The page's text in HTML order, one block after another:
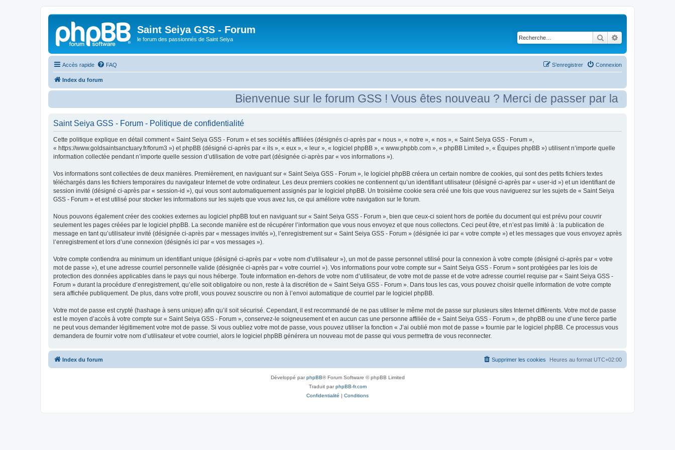
Saint Seiya GSS - Forum
le forum des passionnés de Saint Seiya Rechercher
Accès rapide FAQ Connexion
S’enregistrer
Index du forum
Bienvenue sur le forum GSS ! Vous êtes nouveau ? Merci de passer par la case
Saint Seiya GSS - Forum - Politique de confidentialité
Cette politique explique en détail comment « Saint Seiya GSS - Forum » et ses sociétés affiliées (désignés ci-après par « nous », « notre », « nos », « Saint Seiya GSS - Forum »,
« https://www.goldsaintsanctuary.fr/forum3 ») et phpBB (désigné ci-après par « ils », « eux », « leur », « logiciel phpBB », « www.phpbb.com », « phpBB Limited », « Équipes phpBB ») utilisent n’importe quelle
information collectée pendant n’importe quelle session d’utilisation de votre part (désignée ci-après par « vos informations »).
Vos informations sont collectées de deux manières. Premièrement, en naviguant sur « Saint Seiya GSS - Forum », le logiciel phpBB créera un certain nombre de cookies, qui sont des petits fichiers textes
téléchargés dans les fichiers temporaires du navigateur Internet de votre ordinateur. Les deux premiers cookies ne contiennent qu’un identifiant utilisateur (désigné ci-après par « user-id ») et un identifiant de
session invité (désigné ci-après par « session-id »), qui vous sont automatiquement assignés par le logiciel phpBB. Un troisième cookie sera créé une fois que vous naviguerez sur les sujets de « Saint Seiya
GSS - Forum » et est utilisé pour stocker les informations sur les sujets que vous avez lus, ce qui améliore votre navigation sur le forum.
Nous pouvons également créer des cookies externes au logiciel phpBB tout en naviguant sur « Saint Seiya GSS - Forum », bien que ceux-ci soient hors de portée du document qui est prévu pour couvrir
seulement les pages créées par le logiciel phpBB. La seconde manière est de récupérer l’information que vous nous envoyez et que nous collectons. Ceci peut être, et n’est pas limité à : la publication de
message en tant qu’utilisateur invité (désignée ci-après par « messages invités »), l’enregistrement sur « Saint Seiya GSS - Forum » (désignée ici par « votre compte ») et les messages que vous envoyez après
l’enregistrement et lors d’une connexion (désignés ici par « vos messages »).
Votre compte contiendra au minimum un identifiant unique (désigné ci-après par « votre nom d’utilisateur »), un mot de passe personnel utilisé pour la connexion à votre compte (désigné ci-après par « votre
mot de passe »), et une adresse courriel personnelle valide (désignée ci-après par « votre courriel »). Vos informations pour votre compte sur « Saint Seiya GSS - Forum » sont protégées par les lois de
protection des données applicables dans le pays qui nous héberge. Toute information en-dehors de votre nom d’utilisateur, de votre mot de passe et de votre adresse courriel requise par « Saint Seiya GSS -
Forum » durant la procédure d’enregistrement, qu’elle soit obligatoire ou non, reste à la discrétion de « Saint Seiya GSS - Forum ». Dans tous les cas, vous pouvez choisir quelle information de votre compte
sera affichée publiquement. De plus, dans votre profil, vous pouvez souscrire ou non à l’envoi automatique de courriel par le logiciel phpBB.
Votre mot de passe est crypté (hashage à sens unique) afin qu’il soit sécurisé. Cependant, il est recommandé de ne pas utiliser le même mot de passe sur plusieurs sites Internet différents. Votre mot de passe
est le moyen d’accès à votre compte sur « Saint Seiya GSS - Forum », conservez-le soigneusement et en aucun cas une personne affiliée de « Saint Seiya GSS - Forum », de phpBB ou une d’une tierce partie
ne peut vous demander légitimement votre mot de passe. Si vous oubliez votre mot de passe, vous pouvez utiliser la fonction « J’ai oublié mon mot de passe » fournie par le logiciel phpBB. Ce processus vous
demandera de fournir votre nom d’utilisateur et votre courriel, alors le logiciel phpBB générera un nouveau mot de passe qui vous permettra de vous reconnecter.
Index du forum Heures au format UTC+02:00
Supprimer les cookies
Développé parphpBB® Forum Software © phpBB Limited
Traduit parphpBB-fr.com
Confidentialité | Conditions